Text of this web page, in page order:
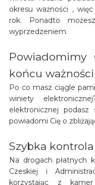
okresu ważności ,
rok. Ponadto
wyprzedzeniem.
końcu
Po co masz ciągle
winiety
elektronicznej
powiadomi Cię o
Szybka
Na drogach płatnych
Czeskiej i
korzystając z